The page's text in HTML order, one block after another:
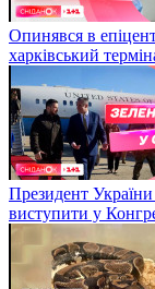
Опинявся в
харківський
Президент
виступити у